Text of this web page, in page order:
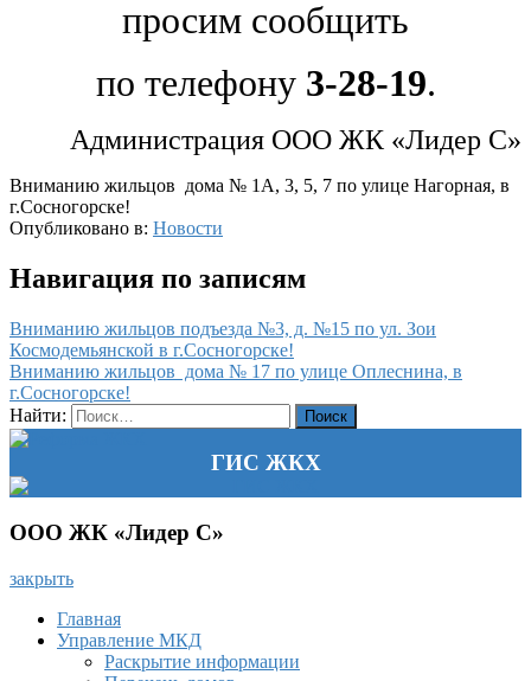
просим сообщить
по телефону 3-28-19.
Администрация ООО ЖК «Лидер С»
Вниманию жильцов дома № 1А, 3, 5, 7 по улице Нагорная, в
г.Сосногорске!
Опубликовано в: Новости
Навигация по записям
Вниманию жильцов подъезда №3, д. №15 по ул. Зои
Космодемьянской в г.Сосногорске!
Вниманию жильцов дома № 17 по улице Оплеснина, в
г.Сосногорске!
Найти:
ГИС ЖКХ
ООО ЖК «Лидер С»
закрыть
Главная
Управление МКД
Раскрытие информации